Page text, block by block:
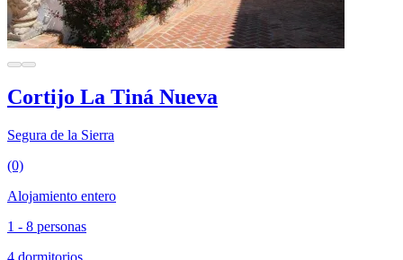
Cortijo La Tiná Nueva
Segura de la Sierra
(0)
Alojamiento entero
1 - 8 personas